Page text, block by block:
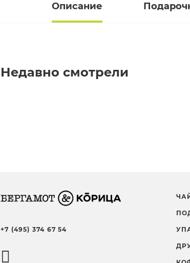
Описание
Недавно смотрели
+7 (495) 374 67 54